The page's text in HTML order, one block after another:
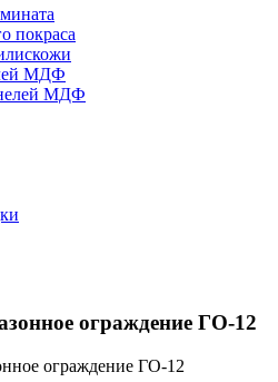
покраса
МДФ
МДФ
ограждение ГО-12